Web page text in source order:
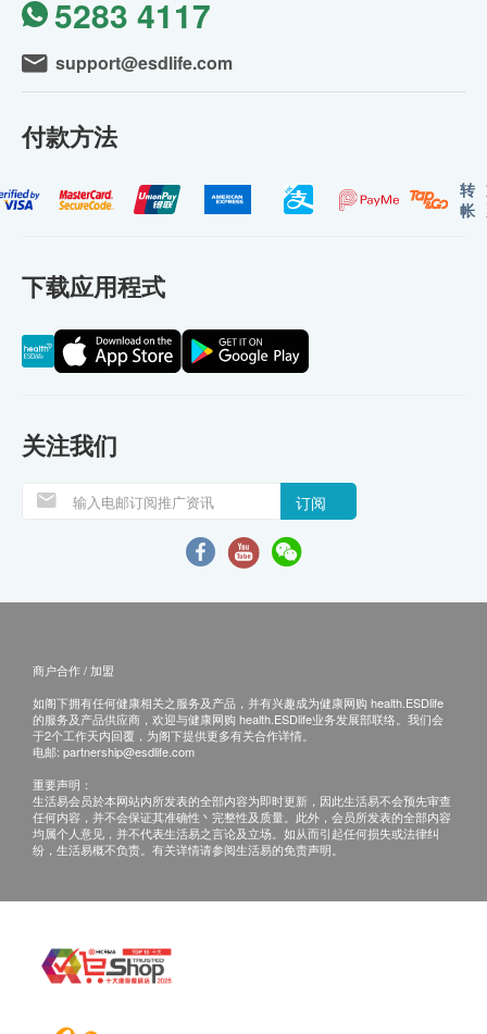
5283 4117
support@esdlife.com
付款方法
转
帐
下载应用程式
关注我们
订阅
商户合作 / 加盟
如阁下拥有任何健康相关之服务及产品，并有兴趣成为健康网购 health.ESDlife
的服务及产品供应商，欢迎与健康网购 health.ESDlife业务发展部联络。我们会
于2个工作天内回覆，为阁下提供更多有关合作详情。
电邮: partnership@esdlife.com
重要声明：
生活易会员於本网站内所发表的全部内容为即时更新，因此生活易不会预先审查
任何内容，并不会保证其准确性丶完整性及质量。此外，会员所发表的全部内容
均属个人意见，并不代表生活易之言论及立场。如从而引起任何损失或法律纠
纷，生活易概不负责。有关详情请参阅生活易的免责声明。